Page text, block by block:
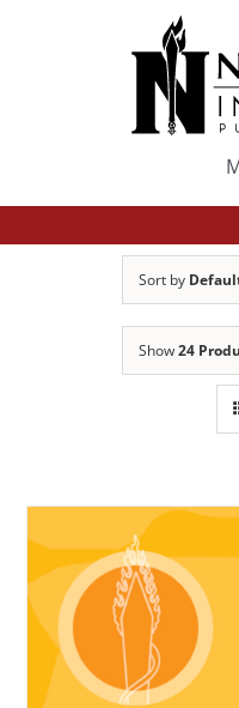
NEW and UPCOMING
ABOUT
Sort by
Show24